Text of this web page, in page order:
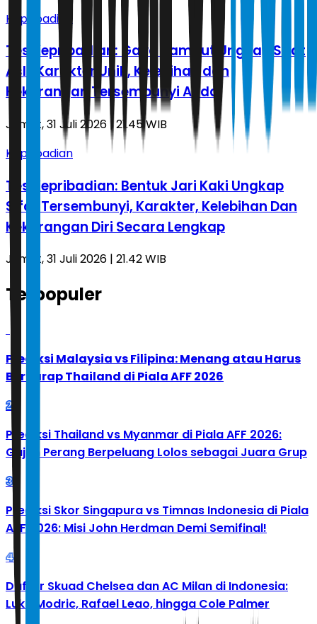
Kepribadian
Tes Kepribadian: Gaya Rambut Ungkap Sifat
Asli, Karakter Unik, Kelebihan dan
Kekurangan Tersembunyi Anda
Jumat, 31 Juli 2026 | 21.45 WIB
Kepribadian
Tes Kepribadian: Bentuk Jari Kaki Ungkap
Sifat Tersembunyi, Karakter, Kelebihan Dan
Kekurangan Diri Secara Lengkap
Jumat, 31 Juli 2026 | 21.42 WIB
Terpopuler
Prediksi Malaysia vs Filipina: Menang atau Harus
Berharap Thailand di Piala AFF 2026
2
Prediksi Thailand vs Myanmar di Piala AFF 2026:
Gajah Perang Berpeluang Lolos sebagai Juara Grup
3
Prediksi Skor Singapura vs Timnas Indonesia di Piala
AFF 2026: Misi John Herdman Demi Semifinal!
4
Daftar Skuad Chelsea dan AC Milan di Indonesia:
Luka Modric, Rafael Leao, hingga Cole Palmer